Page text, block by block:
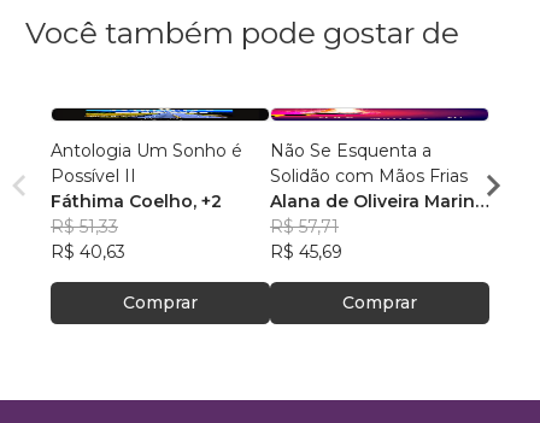
Você também pode gostar de
Antologia Um Sonho é
Possível II
Fáthima Coelho, +2
R$ 51,33
R$ 40,63
Comprar
Não Se Esquenta a
Solidão com Mãos Frias
Alana de Oliveira Marin,
+2
R$ 57,71
R$ 45,69
Comprar
R$